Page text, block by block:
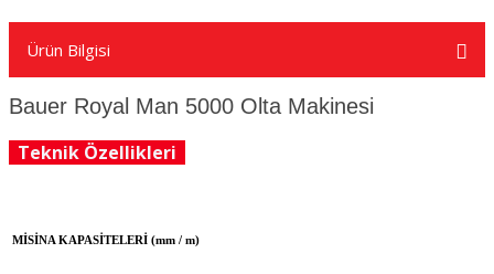
Ürün Bilgisi
Bauer Royal Man 5000 Olta Makinesi
Teknik Özellikleri
MİSİNA KAPASİTELERİ (mm / m)